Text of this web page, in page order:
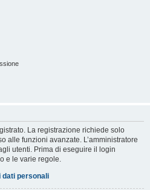
La registrazione richiede solo
alle funzioni avanzate. L’amministratore
utenti. Prima di eseguire il login
e le varie regole.
dati personali